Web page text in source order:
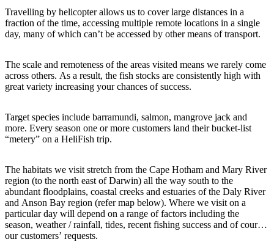
Sign
up
Travelling by helicopter allows us to cover large distances in a
fraction of the time, accessing multiple remote locations in a single
day, many of which can’t be accessed by other means of transport.
The scale and remoteness of the areas visited means we rarely come
across others. As a result, the fish stocks are consistently high with
great variety increasing your chances of success.
Target species include barramundi, salmon, mangrove jack and
more. Every season one or more customers land their bucket-list
“metery” on a HeliFish trip.
The habitats we visit stretch from the Cape Hotham and Mary River
region (to the north east of Darwin) all the way south to the
abundant floodplains, coastal creeks and estuaries of the Daly River
and Anson Bay region (refer map below). Where we visit on a
particular day will depend on a range of factors including the
season, weather / rainfall, tides, recent fishing success and of course
our customers’ requests.